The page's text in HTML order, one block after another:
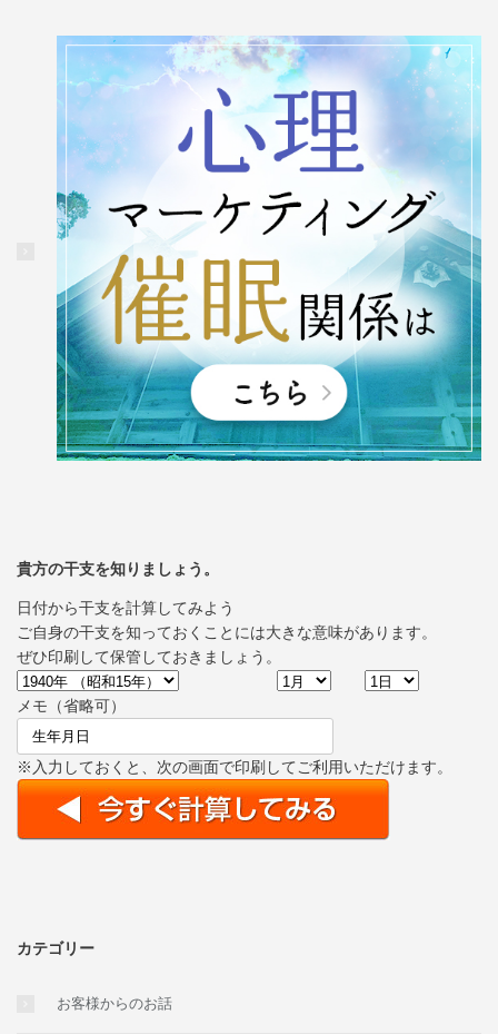
貴方の干支を知りましょう。
日付から干支を計算してみよう
ご自身の干支を知っておくことには大きな意味があります。
ぜひ印刷して保管しておきましょう。
メモ（省略可）
※入力しておくと、次の画面で印刷してご利用いただけます。
カテゴリー
お客様からのお話